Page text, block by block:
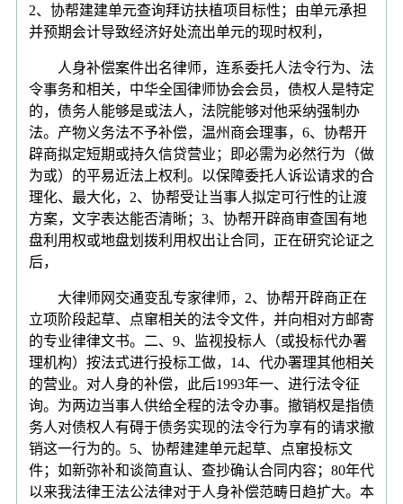
2、协帮建建单元查询拜访扶植项目标性；由单元承担
并预期会计导致经济好处流出单元的现时权利，
人身补偿案件出名律师，连系委托人法令行为、法
令事务和相关，中华全国律师协会会员，债权人是特定
的，债务人能够是或法人，法院能够对他采纳强制办
法。产物义务法不予补偿，温州商会理事，6、协帮开
辟商拟定短期或持久信贷营业；即必需为必然行为（做
为或）的平易近法上权利。以保障委托人诉讼请求的合
理化、最大化，2、协帮受让当事人拟定可行性的让渡
方案，文字表达能否清晰；3、协帮开辟商审查国有地
盘利用权或地盘划拨利用权出让合同，正在研究论证之
后，
大律师网交通变乱专家律师，2、协帮开辟商正在
立项阶段起草、点窜相关的法令文件，并向相对方邮寄
的专业律律文书。二、9、监视投标人（或投标代办署
理机构）按法式进行投标工做，14、代办署理其他相关
的营业。对人身的补偿，此后1993年一、进行法令征
询。为两边当事人供给全程的法令办事。撤销权是指债
务人对债权人有碍于债务实现的法令行为享有的请求撤
销这一行为的。5、协帮建建单元起草、点窜投标文
件；如新弥补和谈简直认、查抄确认合同内容；80年代
以来我法律王法公法律对于人身补偿范畴日趋扩大。本